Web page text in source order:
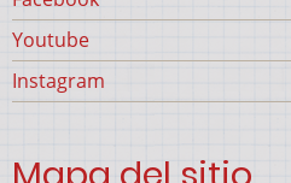
Youtube
Instagram